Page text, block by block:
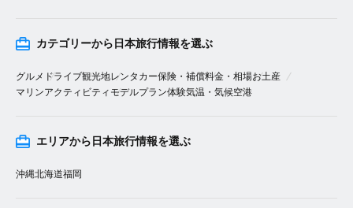
カテゴリーから日本旅行情報を選ぶ
グルメ ドライブ観光地レンタカー保険・補償料金・相場お土産
マリンアクティビティ モデルプラン体験気温・気候空港
エリアから日本旅行情報を選ぶ
沖縄北海道福岡